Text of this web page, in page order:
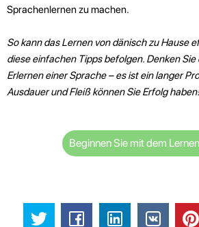
Sprachenlernen zu machen.
So kann das Lernen von dänisch zu Hause
diese einfachen Tipps befolgen. Denken Sie
Erlernen einer Sprache – es ist ein langer
Ausdauer und Fleiß können Sie Erfolg haben!
Beginnen Sie mit dem